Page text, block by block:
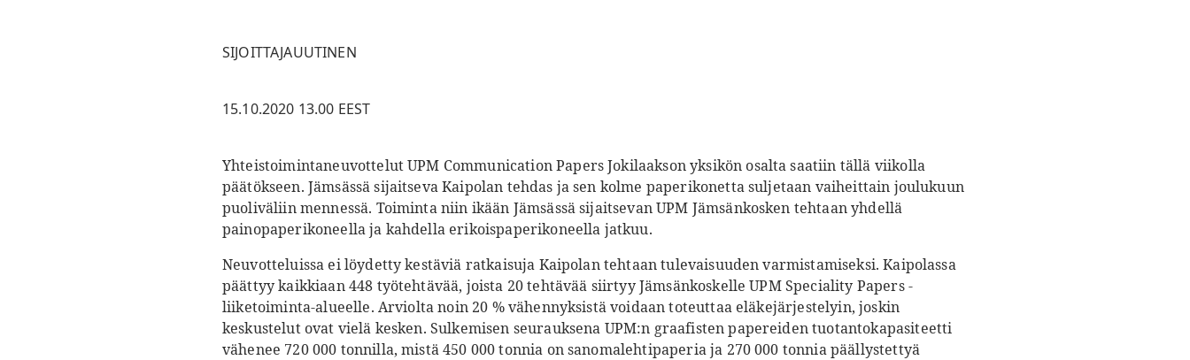
SIJOITTAJAUUTINEN
15.10.2020 13.00 EEST
Yhteistoimintaneuvottelut UPM Communication Papers Jokilaakson yksikön osalta saatiin tällä viikolla
päätökseen. Jämsässä sijaitseva Kaipolan tehdas ja sen kolme paperikonetta suljetaan vaiheittain joulukuun
puoliväliin mennessä. Toiminta niin ikään Jämsässä sijaitsevan UPM Jämsänkosken tehtaan yhdellä
painopaperikoneella ja kahdella erikoispaperikoneella jatkuu.
Neuvotteluissa ei löydetty kestäviä ratkaisuja Kaipolan tehtaan tulevaisuuden varmistamiseksi. Kaipolassa
päättyy kaikkiaan 448 työtehtävää, joista 20 tehtävää siirtyy Jämsänkoskelle UPM Speciality Papers -
liiketoiminta-alueelle. Arviolta noin 20 % vähennyksistä voidaan toteuttaa eläkejärjestelyin, joskin
keskustelut ovat vielä kesken. Sulkemisen seurauksena UPM:n graafisten papereiden tuotantokapasiteetti
vähenee 720 000 tonnilla, mistä 450 000 tonnia on sanomalehtipaperia ja 270 000 tonnia päällystettyä